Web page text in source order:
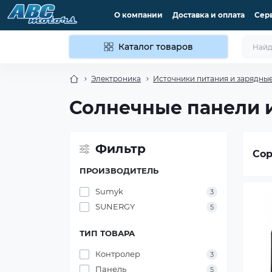
О компании Доставка и оплата
Каталог товаров
Электроника Источники питания и
Солнечные панели
Фильтр
ПРОИЗВОДИТЕЛЬ
Sumyk 3
SUNERGY 5
ТИП ТОВАРА
Контролер 3
Панель 5